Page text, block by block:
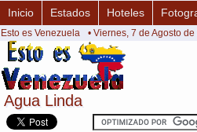
Agua Linda
Agua Linda
Inicio Estados Hoteles
Esto es Venezuela • Viernes, 7 de Agosto de